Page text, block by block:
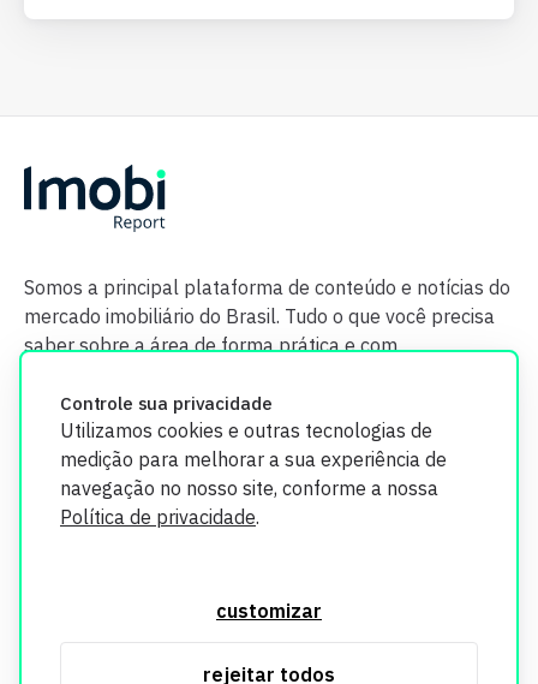
Controle sua privacidade
Utilizamos cookies e outras tecnologias de
medição para melhorar a sua experiência de
navegação no nosso site, conforme a nossa
Política de privacidade.
customizar
rejeitar todos
Somos a principal plataforma de conteúdo e notícias do
mercado imobiliário do Brasil. Tudo o que você precisa
saber sobre a área de forma prática e com
segurança. Todos os dados coletados em nosso site são
utilizados exclusivamente para fins de aprimoramento de
informações, consulte nossa Política de Privacidade.